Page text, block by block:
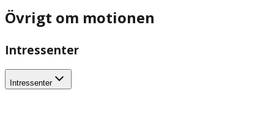
Övrigt om motionen
Intressenter
Intressenter